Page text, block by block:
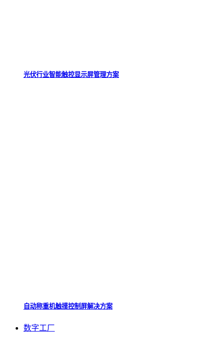
光伏行业智能触控显示屏管理方案
自动称重机触摸控制屏解决方案
数字工厂